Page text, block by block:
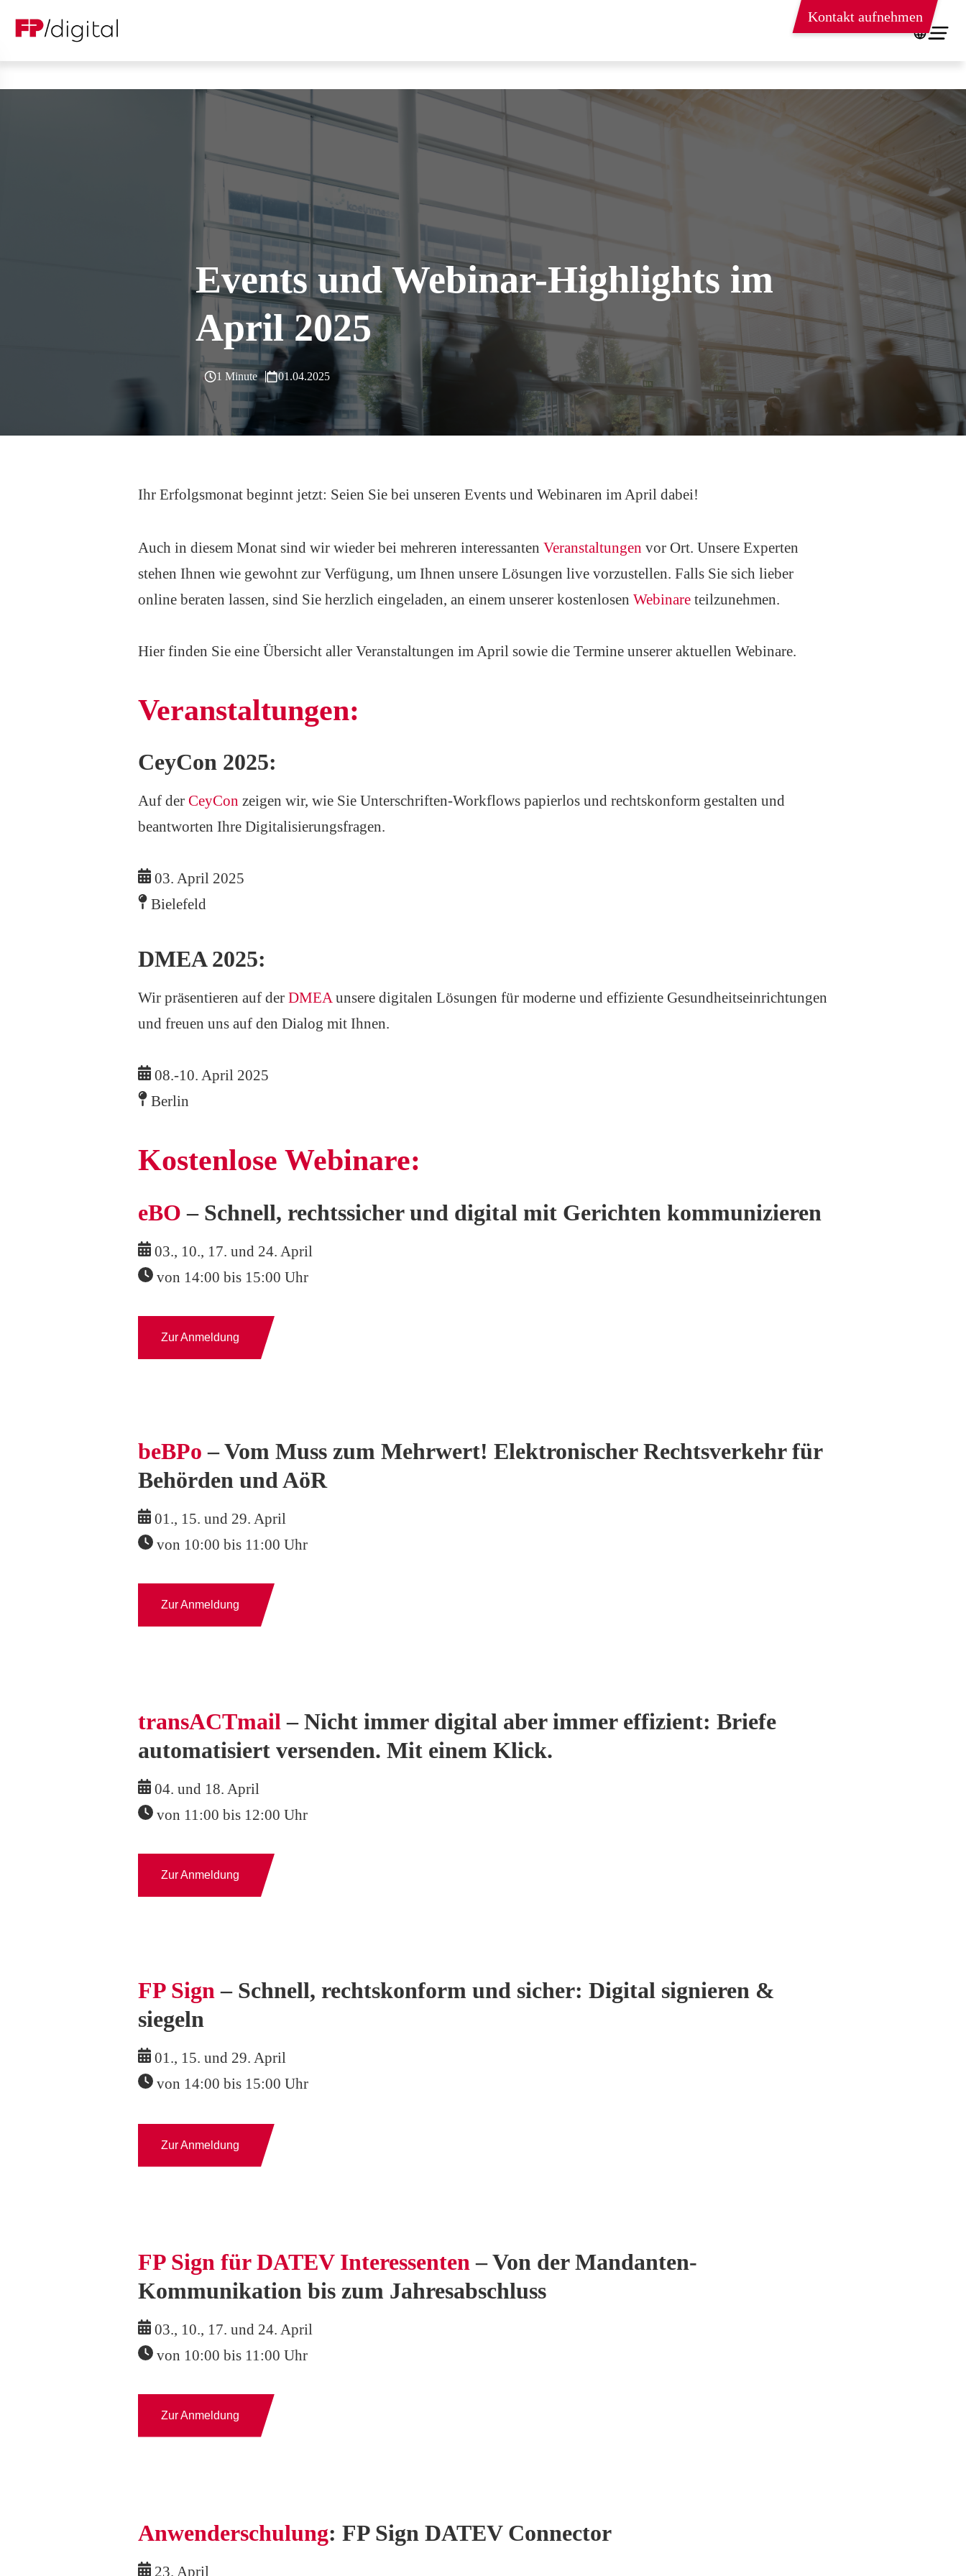
Kontakt aufnehmen
Events und Webinar-Highlights im
April 2025
1 Minute 01.04.2025
Ihr Erfolgsmonat beginnt jetzt: Seien Sie bei unseren Events und Webinaren im April dabei!
Auch in diesem Monat sind wir wieder bei mehreren interessanten Veranstaltungen vor Ort. Unsere Experten
stehen Ihnen wie gewohnt zur Verfügung, um Ihnen unsere Lösungen live vorzustellen. Falls Sie sich lieber
online beraten lassen, sind Sie herzlich eingeladen, an einem unserer kostenlosen Webinare teilzunehmen.
Hier finden Sie eine Übersicht aller Veranstaltungen im April sowie die Termine unserer aktuellen Webinare.
Veranstaltungen:
CeyCon 2025:
Auf der CeyCon zeigen wir, wie Sie Unterschriften-Workflows papierlos und rechtskonform gestalten und
beantworten Ihre Digitalisierungsfragen.
03. April 2025
Bielefeld
DMEA 2025:
Wir präsentieren auf der DMEA unsere digitalen Lösungen für moderne und effiziente Gesundheitseinrichtungen
und freuen uns auf den Dialog mit Ihnen.
08.-10. April 2025
Berlin
Kostenlose Webinare:
eBO – Schnell, rechtssicher und digital mit Gerichten kommunizieren
03., 10., 17. und 24. April
von 14:00 bis 15:00 Uhr
Zur Anmeldung
beBPo– Vom Muss zum Mehrwert! Elektronischer Rechtsverkehr für
Behörden und AöR
01., 15. und 29. April
von 10:00 bis 11:00 Uhr
Zur Anmeldung
transACTmail – Nicht immer digital aber immer effizient: Briefe
automatisiert versenden. Mit einem Klick.
04. und 18. April
von 11:00 bis 12:00 Uhr
Zur Anmeldung
FP Sign – Schnell, rechtskonform und sicher: Digital signieren &
siegeln
01., 15. und 29. April
von 14:00 bis 15:00 Uhr
Zur Anmeldung
FP Sign für DATEV Interessenten – Von der Mandanten-
Kommunikation bis zum Jahresabschluss
03., 10., 17. und 24. April
von 10:00 bis 11:00 Uhr
Zur Anmeldung
Anwenderschulung: FP Sign DATEV Connector
23. April